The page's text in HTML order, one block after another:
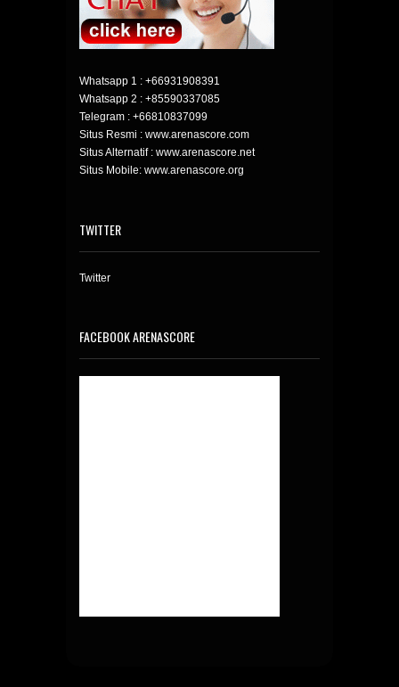
Whatsapp 1 : +66931908391
Whatsapp 2 : +85590337085
Telegram : +66810837099
Situs Resmi : www.arenascore.com
Situs Alternatif : www.arenascore.net
Situs Mobile: www.arenascore.org
TWITTER
Twitter
FACEBOOK ARENASCORE